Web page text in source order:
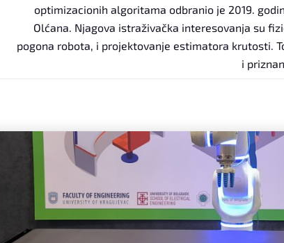
optimizacionih algoritama odbranio je 2019.
Olćana. Njagova istraživačka interesovanja su
pogona robota, i projektovanje estimatora krutosti.
i